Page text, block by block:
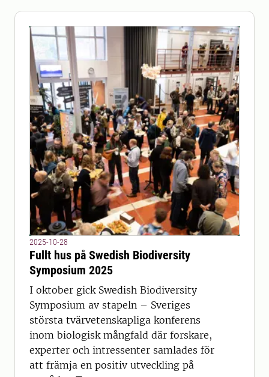
2025-10-28
Fullt hus på Swedish Biodiversity
Symposium 2025
I oktober gick Swedish Biodiversity
Symposium av stapeln – Sveriges
största tvärvetenskapliga konferens
inom biologisk mångfald där forskare,
experter och intressenter samlades för
att främja en positiv utveckling på